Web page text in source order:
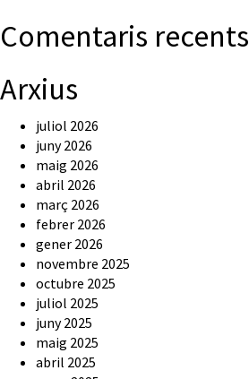
Comentaris recents
Arxius
juliol 2026
juny 2026
maig 2026
abril 2026
març 2026
febrer 2026
gener 2026
novembre 2025
octubre 2025
juliol 2025
juny 2025
maig 2025
abril 2025